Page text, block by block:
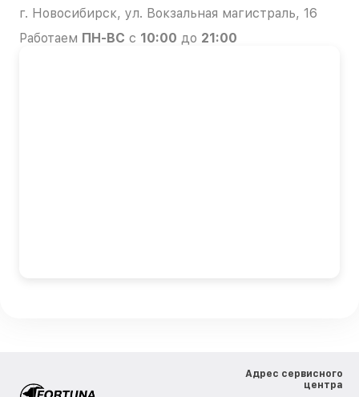
г. Новосибирск, ул. Вокзальная магистраль, 16
Работаем ПН-ВС с 10:00 до 21:00
Адрес сервисного
центра